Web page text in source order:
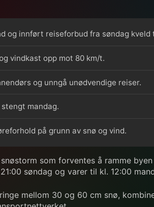
og innført reiseforbud fra søndag kveld
vindkast opp mot 80 km/t.
og unngå unødvendige reiser.
mandag.
på grunn av snø og vind.
som forventes å ramme
søndag og varer til kl. 12:00
mellom 30 og 60 cm snø,